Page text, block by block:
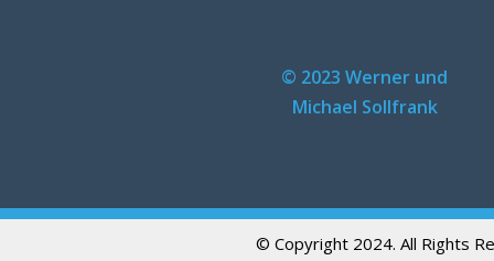
© 2023 Werner und
Michael Sollfrank
© Copyright 2024. All Rights